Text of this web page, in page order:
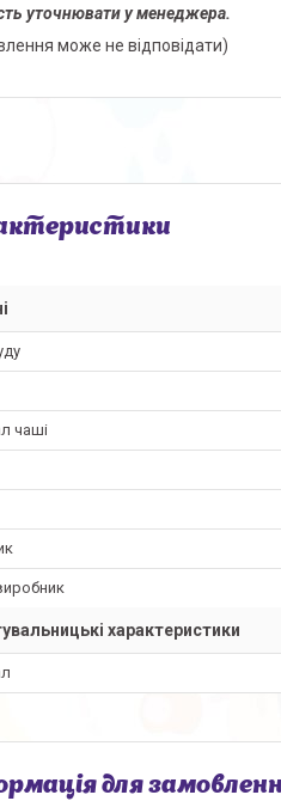
уточнювати у менеджера.
може не відповідати)
чаші
характеристики
для